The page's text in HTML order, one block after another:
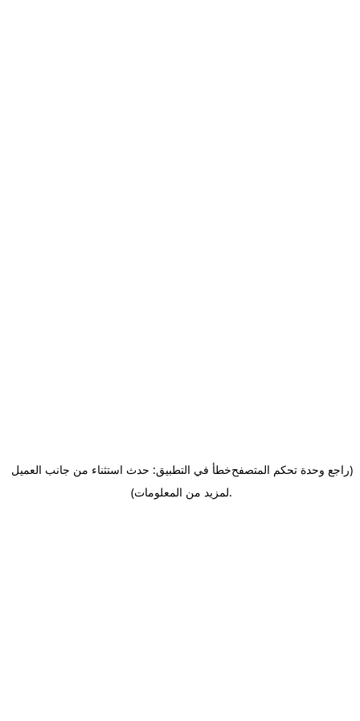
خطأ في التطبيق: حدث استثناء من جانب العميل(راجع وحدة تحكم المتصفح
لمزيد من المعلومات).